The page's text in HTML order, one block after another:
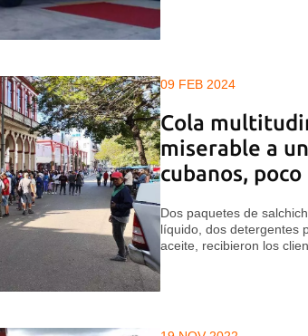
09 FEB 2024
Cola
miserable a
cubanos,
Dos paquetes de
líquido, dos detergentes
aceite, recibieron los